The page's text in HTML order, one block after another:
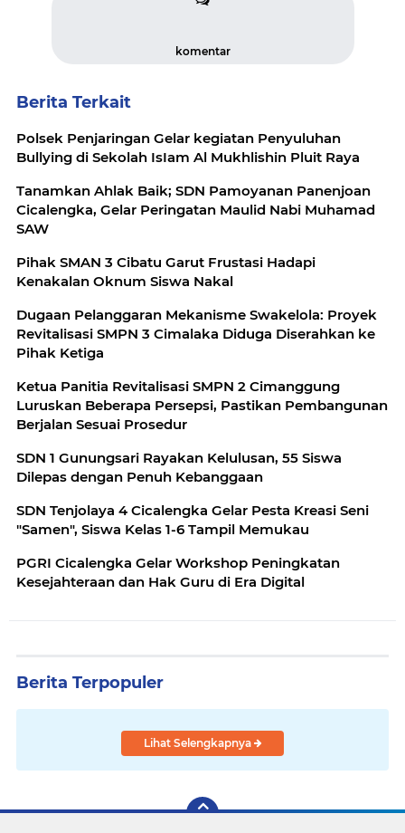
komentar
Berita Terkait
Polsek Penjaringan Gelar kegiatan Penyuluhan
Bullying di Sekolah IsIam Al Mukhlishin Pluit Raya
Tanamkan Ahlak Baik; SDN Pamoyanan Panenjoan
Cicalengka, Gelar Peringatan Maulid Nabi Muhamad
SAW
Pihak SMAN 3 Cibatu Garut Frustasi Hadapi
Kenakalan Oknum Siswa Nakal
Dugaan Pelanggaran Mekanisme Swakelola: Proyek
Revitalisasi SMPN 3 Cimalaka Diduga Diserahkan ke
Pihak Ketiga
Ketua Panitia Revitalisasi SMPN 2 Cimanggung
Luruskan Beberapa Persepsi, Pastikan Pembangunan
Berjalan Sesuai Prosedur
SDN 1 Gunungsari Rayakan Kelulusan, 55 Siswa
Dilepas dengan Penuh Kebanggaan
SDN Tenjolaya 4 Cicalengka Gelar Pesta Kreasi Seni
"Samen", Siswa Kelas 1-6 Tampil Memukau
PGRI Cicalengka Gelar Workshop Peningkatan
Kesejahteraan dan Hak Guru di Era Digital
Berita Terpopuler
Lihat Selengkapnya